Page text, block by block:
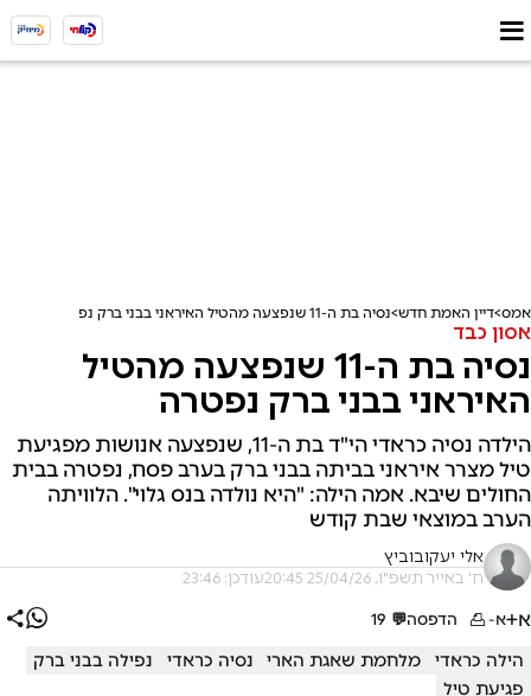
אמס דיין האמת חדש נסיה בת ה-11 שנפצעה מהטיל האיראני בבני ברק נפטרה
אסון כבד
נסיה בת ה-11 שנפצעה מהטיל
האיראני בבני ברק נפטרה
הילדה נסיה כראדי הי"ד בת ה-11, שנפצעה אנושות מפגיעת
טיל מצרר איראני בביתה בבני ברק בערב פסח, נפטרה בבית
החולים שיבא. אמה הילה: "היא נולדה בנס גלוי". הלוויתה
הערב במוצאי שבת קודש
אלי יעקובוביץ
ח' באייר תשפ"ו, 25/04/26 20:45 עודכן: 23:46
א+א- הדפסה💬
19
הילה כראדי מלחמת שאגת הארי נסיה כראדי
נפילה בבני ברק
פגיעת טיל